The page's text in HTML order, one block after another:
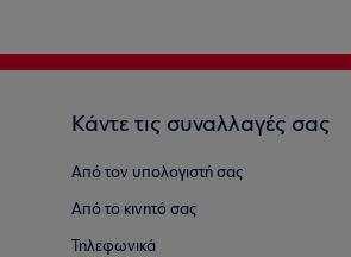
Κάντε τις συναλλαγές σας
Από τον υπολογιστή σας
Από το κινητό σας
Τηλεφωνικά